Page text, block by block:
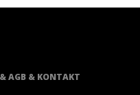
AGB & KONTAKT